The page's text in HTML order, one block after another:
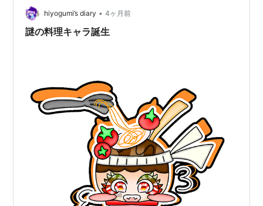
しなければいけなかった」ということは案外…
hiyogumi’s diary • 4ヶ月前
謎の料理キャラ誕生